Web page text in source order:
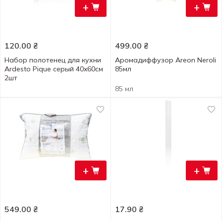
+
120.00 ₴
Набор полотенец для кухни
Ardesto Pique серый 40x60см
2шт
+
499.00 ₴
Аромадиффузор Areon Neroli
85мл
85 мл
+
549.00 ₴
+
17.90 ₴